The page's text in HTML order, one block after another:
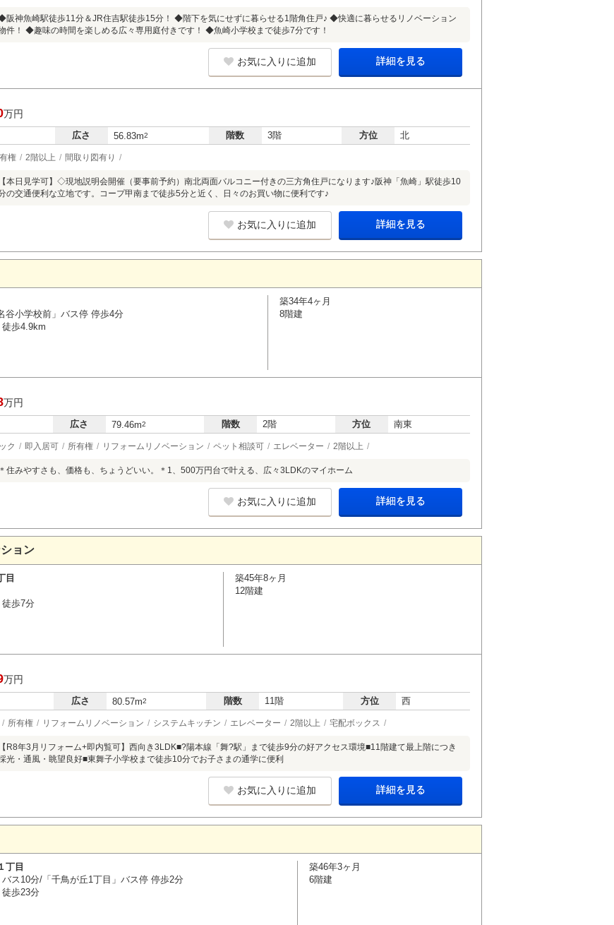
阪神魚崎駅徒歩11分＆JR住吉駅徒歩15分！ ◆階下を気にせずに暮らせる1階角住戸♪ ◆快適に暮らせるリノベーション
件！ ◆趣味の時間を楽しめる広々専用庭付きです！ ◆魚崎小学校まで徒歩7分です！
お気に入りに追加 詳細を見る
万円
広さ 56.83m2 階数 3階 方位 北
権 2階以上 間取り図有り
【本日見学可】◇現地説明会開催（要事前予約）南北両面バルコニー付きの三方角住戸になります♪阪神「魚崎」駅徒歩10
の交通便利な立地です。コープ甲南まで徒歩5分と近く、日々のお買い物に便利です♪
お気に入りに追加 詳細を見る
谷小学校前」バス停 停歩4分
歩4.9km
築34年4ヶ月
8階建
万円
広さ 79.46m2 階数 2階 方位 南東
ク 即入居可 所有権 リフォームリノベーション ペット相談可 エレベーター 2階以上
＊住みやすさも、価格も、ちょうどいい。＊1、500万円台で叶える、広々3LDKのマイホーム
お気に入りに追加 詳細を見る
ョン
目
歩7分
築45年8ヶ月
12階建
万円
広さ 80.57m2 階数 11階 方位 西
所有権 リフォームリノベーション システムキッチン エレベーター 2階以上 宅配ボックス
【R8年3月リフォーム+即内覧可】西向き3LDK■?陽本線「舞?駅」まで徒歩9分の好アクセス環境■11階建て最上階につき
光・通風・眺望良好■東舞子小学校まで徒歩10分でお子さまの通学に便利
お気に入りに追加 詳細を見る
丁目
ス10分/「千鳥が丘1丁目」バス停 停歩2分
歩23分
築46年3ヶ月
6階建